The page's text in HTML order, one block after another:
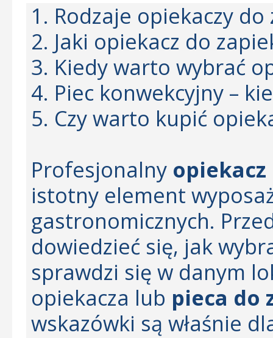
1. Rodzaje opiekaczy
2. Jaki opiekacz do
3. Kiedy warto wybrać
4. Piec konwekcyjny –
5. Czy warto kupić
Profesjonalny
istotny element
gastronomicznych.
dowiedzieć się, jak
sprawdzi się w danym
opiekacza lub pieca do
wskazówki są właśnie